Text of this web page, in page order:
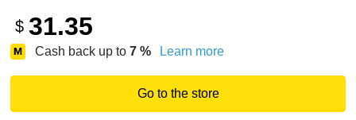
$ 31.35
Cash back up to 7 % Learn more
Go to the store